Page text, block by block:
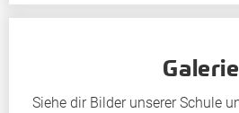
Galerie
Siehe dir Bilder unserer Schule